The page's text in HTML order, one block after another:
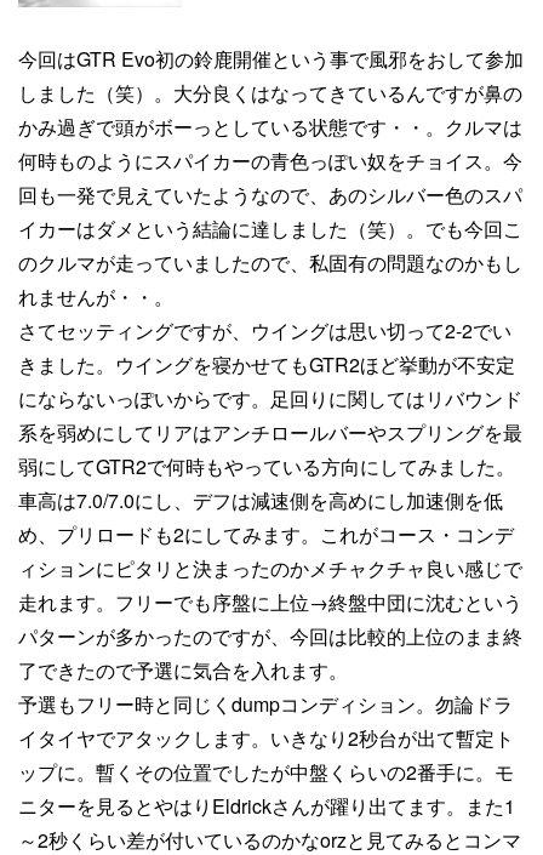
今回はGTR Evo初の鈴鹿開催という事で風邪をおして参加
しました（笑）。大分良くはなってきているんですが鼻の
かみ過ぎで頭がボーっとしている状態です・・。クルマは
何時ものようにスパイカーの青色っぽい奴をチョイス。今
回も一発で見えていたようなので、あのシルバー色のスパ
イカーはダメという結論に達しました（笑）。でも今回こ
のクルマが走っていましたので、私固有の問題なのかもし
れませんが・・。
さてセッティングですが、ウイングは思い切って2-2でい
きました。ウイングを寝かせてもGTR2ほど挙動が不安定
にならないっぽいからです。足回りに関してはリバウンド
系を弱めにしてリアはアンチロールバーやスプリングを最
弱にしてGTR2で何時もやっている方向にしてみました。
車高は7.0/7.0にし、デフは減速側を高めにし加速側を低
め、プリロードも2にしてみます。これがコース・コンデ
ィションにピタリと決まったのかメチャクチャ良い感じで
走れます。フリーでも序盤に上位→終盤中団に沈むという
パターンが多かったのですが、今回は比較的上位のまま終
了できたので予選に気合を入れます。
予選もフリー時と同じくdumpコンディション。勿論ドラ
イタイヤでアタックします。いきなり2秒台が出て暫定ト
ップに。暫くその位置でしたが中盤くらいの2番手に。モ
ニターを見るとやはりEldrickさんが躍り出てます。また1
～2秒くらい差が付いているのかなorzと見てみるとコンマ